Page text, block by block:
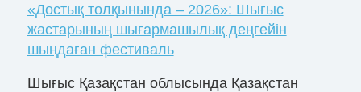
«Достық толқынында – 2026»: Шығыс
жастарының шығармашылық деңгейін
шыңдаған фестиваль
Шығыс Қазақстан облысында Қазақстан